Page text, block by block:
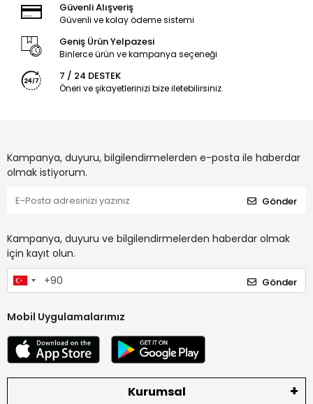
Güvenli Alışveriş
Güvenli ve kolay ödeme sistemi
Geniş Ürün Yelpazesi
Binlerce ürün ve kampanya seçeneği
7 / 24 DESTEK
Öneri ve şikayetlerinizi bize iletebilirsiniz.
Kampanya, duyuru, bilgilendirmelerden e-posta ile haberdar
olmak istiyorum.
Gönder
Kampanya, duyuru ve bilgilendirmelerden haberdar olmak
için kayıt olun.
Gönder
Mobil Uygulamalarımız
Kurumsal